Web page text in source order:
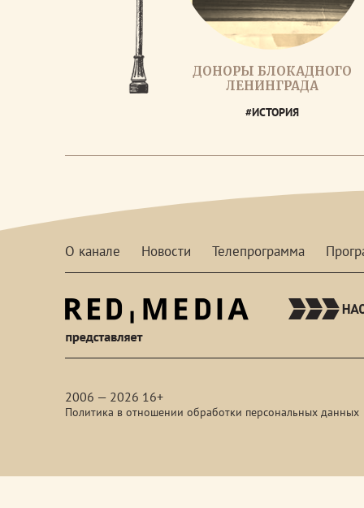
ДОНОРЫ БЛОКАДНОГО
ЛЕНИНГРАДА
#ИСТОРИЯ
О канале Новости Телепрограмма
2006 — 2026 16+
Политика в отношении обработки персональных данных